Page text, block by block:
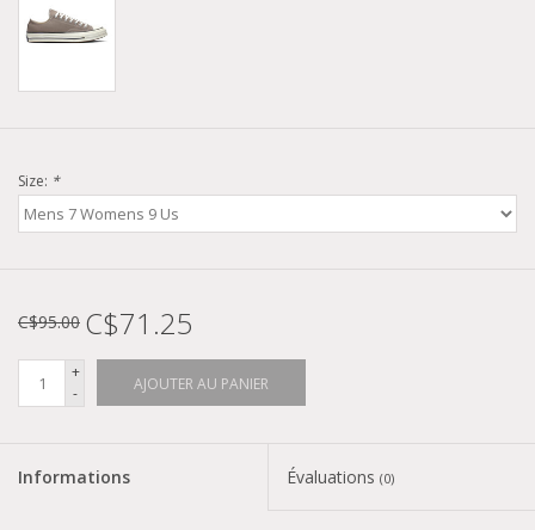
Size: *
C$95.00 C$71.25
+
-
AJOUTER AU PANIER
Informations Évaluations (0)